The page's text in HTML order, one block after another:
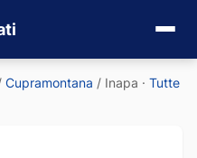
Cupramontana / Inapa · Tutte